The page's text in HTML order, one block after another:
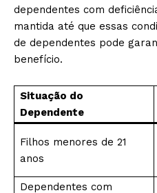
dependentes com
mantida até que essas
de dependentes pode
benefício.
Situação do
Dependente
Filhos menores de 21
anos
Dependentes com